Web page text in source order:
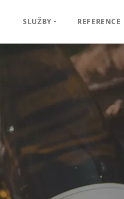
SLUŽBY REFERENCE